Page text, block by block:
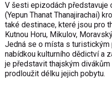
V šesti epizodách představuje
(Yepun Thanat Thanajirachai)
také destinace, které jsou pro
Kutnou Horu, Mikulov,
Jedná se o místa s turistickým
nabídkou kulturního dědictví a
je představit thajským
prodloužit délku jejich pobytu.